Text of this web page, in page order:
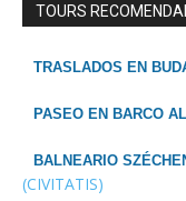
TOURS
TRASLADOS EN
PASEO EN BARCO
BALNEARIO
(CIVITATIS)